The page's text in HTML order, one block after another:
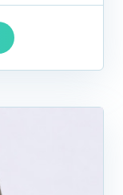
прием